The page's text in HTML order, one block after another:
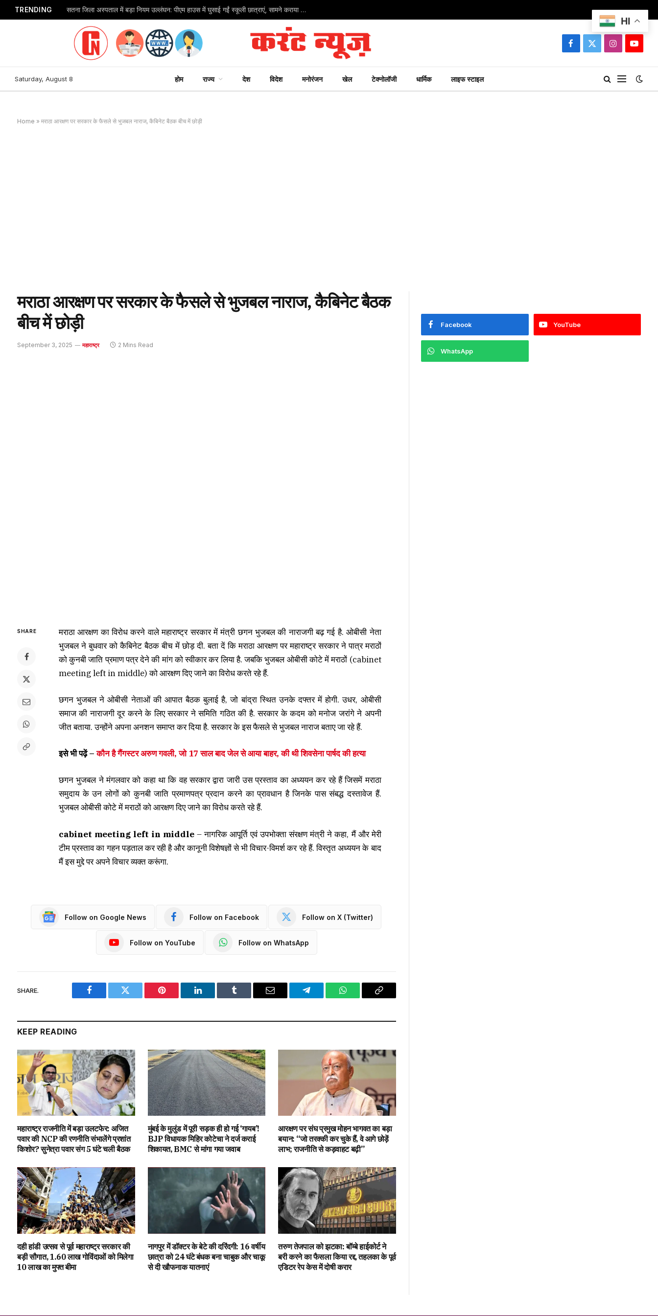
TRENDING सतना जिला अस्पताल में बड़ा नियम उल्लंघन: पीएम हाउस में घुसाई गईं स्कूली छात्राएं, सामने कराया गया पोस्टमार्टम
Facebook
X
Instagram
Saturday, August 8 होम राज्य देश विदेश मनोरंजन खेल टेक्नोलॉजी धार्मिक लाइफ स्टाइल
Home » मराठा आरक्षण पर सरकार के फैसले से भुजबल नाराज, कैबिनेट बैठक बीच में छोड़ी
मराठा आरक्षण पर सरकार के फैसले से भुजबल नाराज, कैबिनेट बैठक
बीच में छोड़ी
September 3, 2025 महाराष्ट्र 2 Mins Read
SHARE
मराठा आरक्षण का विरोध करने वाले महाराष्ट्र सरकार में मंत्री छगन भुजबल की नाराजगी बढ़ गई है. ओबीसी नेता
भुजबल ने बुधवार कोकैबिनेट बैठक बीच में छोड़ दी. बता दें कि मराठा आरक्षण पर महाराष्ट्र सरकार ने पात्र मराठों
को कुनबी जाति प्रमाण पत्र देने की मांग को स्वीकार कर लिया है. जबकि भुजबल ओबीसी कोटे में मराठों (cabinet
meeting left in middle) को आरक्षण दिए जाने का विरोध करते रहे हैं.
छगन भुजबल ने ओबीसी नेताओं की आपात बैठक बुलाई है, जो बांद्रा स्थित उनके दफ्तर में होगी. उधर, ओबीसी
समाज की नाराजगी दूर करने के लिए सरकार ने समिति गठित की है.सरकार के कदम को मनोज जरांगे ने अपनी
जीत बताया. उन्होंने अपना अनशन समाप्त कर दिया है. सरकार के इस फैसले से भुजबल नाराज बताए जा रहे हैं.
इसे भी पढ़ें –कौन है गैंगस्टर अरुण गवली, जो 17 साल बाद जेल से आया बाहर, की थी शिवसेना पार्षद की हत्या
छगन भुजबल ने मंगलवार को कहा था कि वह सरकार द्वारा जारी उस प्रस्ताव का अध्ययन कर रहे हैं जिसमें मराठा
समुदाय के उन लोगों को कुनबी जाति प्रमाणपत्र प्रदान करने का प्रावधान है जिनके पास संबद्ध दस्तावेज हैं.
भुजबल ओबीसी कोटे में मराठों को आरक्षण दिए जाने का विरोध करते रहे हैं.
cabinet meeting left in middle – नागरिक आपूर्ति एवं उपभोक्ता संरक्षण मंत्री ने कहा, मैं और मेरी
टीम प्रस्ताव का गहन पड़ताल कर रही है और कानूनी विशेषज्ञों से भी विचार-विमर्श कर रहे हैं. विस्तृत अध्ययन के बाद
मैं इस मुद्दे पर अपने विचार व्यक्त करूंगा.
Follow on Google News Follow on Facebook Follow on X (Twitter)
Follow on YouTube Follow on WhatsApp
SHARE.
Facebook Twitter Pinterest LinkedIn Tumblr Email Telegram WhatsAppCopy
KEEP READING
महाराष्ट्र राजनीति में बड़ा उलटफेर: अजित
पवार की NCP की रणनीति संभालेंगे प्रशांत
किशोर? सुनेत्रा पवार संग 5 घंटे चली बैठक
मुंबई के मुलुंड में पूरी सड़क ही हो गई ‘गायब’!
BJP विधायक मिहिर कोटेचा ने दर्ज कराई
शिकायत, BMC से मांगा गया जवाब
आरक्षण पर संघ प्रमुख मोहन भागवत का बड़ा
बयान: “जो तरक्की कर चुके हैं, वे आगे छोड़ें
लाभ; राजनीति से कड़वाहट बढ़ी”
दही हांडी उत्सव से पूर्व महाराष्ट्र सरकार की
बड़ी सौगात, 1.60 लाख गोविंदाओं को मिलेगा
₹10 लाख का मुफ्त बीमा
नागपुर में डॉक्टर के बेटे की दरिंदगी: 16 वर्षीय
छात्रा को 24 घंटे बंधक बना चाबुक और चाकू
से दी खौफनाक यातनाएं
तरुण तेजपाल को झटका: बॉम्बे हाईकोर्ट ने
बरी करने का फैसला किया रद्द, तहलका के पूर्व
एडिटर रेप केस में दोषी करार
Facebook YouTube
WhatsApp
HI